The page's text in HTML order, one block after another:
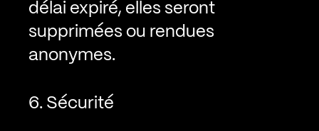
délai expiré, elles seront
supprimées ou rendues
anonymes.
6. Sécurité